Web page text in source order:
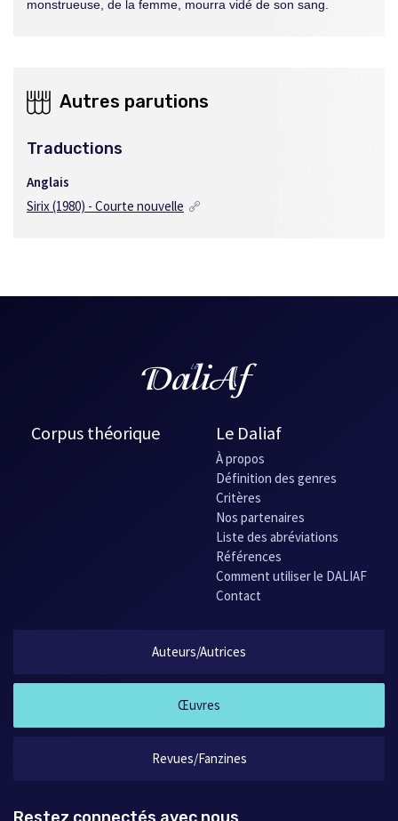
monstrueuse, de la femme, mourra vidé de son sang.
Autres parutions
Traductions
Anglais
Sirix (1980) - Courte nouvelle
Corpus théorique Le Daliaf
À propos
Définition des genres
Critères
Nos partenaires
Liste des abréviations
Références
Comment utiliser le DALIAF
Contact
Auteurs/Autrices
Œuvres
Revues/Fanzines